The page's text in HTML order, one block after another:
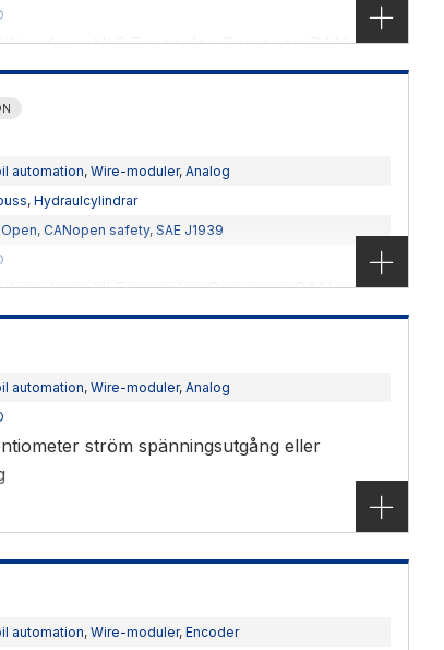
upptill 2,5m analog Can open CAN
applikationer
automation,Wire-moduler,Analog
,Hydraulcylindrar
, CANopen safety,SAE J1939
upptill 5m analog Can open CAN open
applikationer
automation,Wire-moduler,Analog
ström spänningsutgång eller
automation,Wire-moduler,Encoder